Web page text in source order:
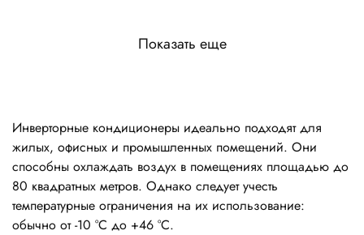
Показать еще
Инверторные кондиционеры идеально подходят для
жилых, офисных и промышленных помещений. Они
способны охлаждать воздух в помещениях площадью до
80 квадратных метров. Однако следует учесть
температурные ограничения на их использование:
обычно от -10 °C до +46 °C.